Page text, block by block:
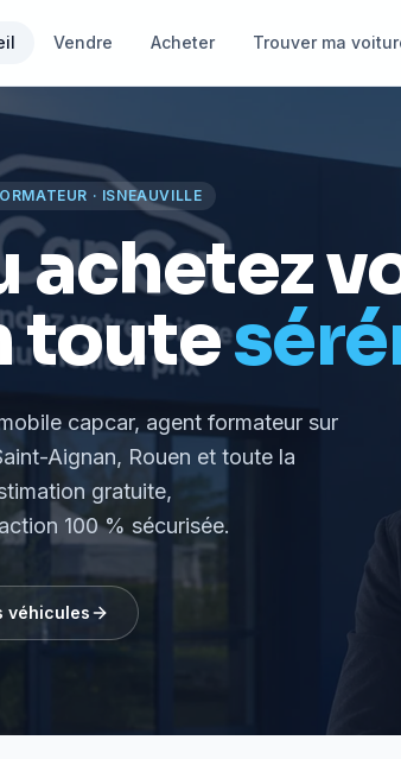
Vendre Acheter Trouver ma
· ISNEAUVILLE
achetez
toute
capcar, agent formateur sur
Aignan, Rouen et toute la
gratuite,
100 % sécurisée.
véhicules